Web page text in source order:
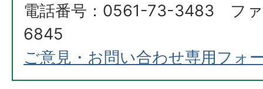
電話番号：0561-73-3483 フ
6845
ご意見・お問い合わせ専用フォ